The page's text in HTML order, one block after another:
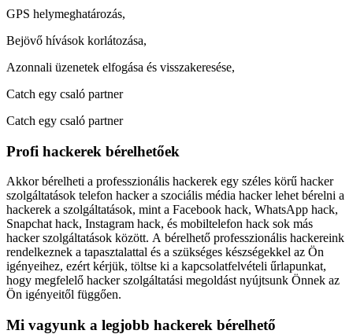
GPS helymeghatározás,
Bejövő hívások korlátozása,
Azonnali üzenetek elfogása és visszakeresése,
Catch egy csaló partner
Profi hackerek bérelhetőek
Akkor bérelheti a professzionális hackerek egy széles körű hacker
szolgáltatások telefon hacker a szociális média hacker lehet bérelni a
hackerek a szolgáltatások, mint a Facebook hack, WhatsApp hack,
Snapchat hack, Instagram hack, és mobiltelefon hack sok más
hacker szolgáltatások között. A bérelhető professzionális hackereink
rendelkeznek a tapasztalattal és a szükséges készségekkel az Ön
igényeihez, ezért kérjük, töltse ki a kapcsolatfelvételi űrlapunkat,
hogy megfelelő hacker szolgáltatási megoldást nyújtsunk Önnek az
Ön igényeitől függően.
Mi vagyunk a legjobb hackerek bérelhető